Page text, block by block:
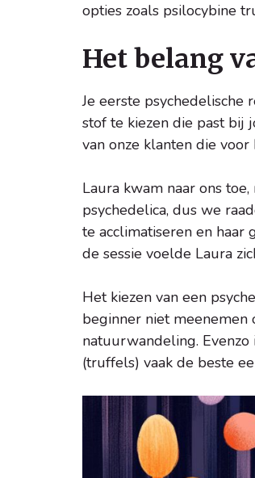
opties zoals psilocybine
Het belang
Je eerste psychedelische
stof te kiezen die past bij
van onze klanten die voor
Laura kwam naar ons
psychedelica, dus we
te acclimatiseren en haar
de sessie voelde Laura
Het kiezen van een
beginner niet meenemen
natuurwandeling.
(truffels) vaak de beste